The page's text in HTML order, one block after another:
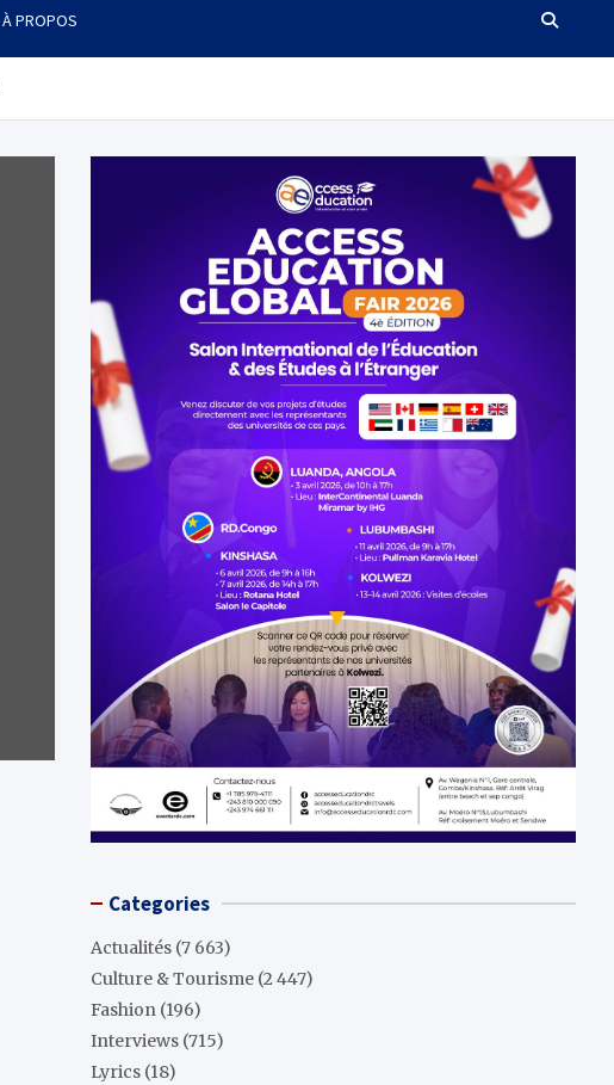
À PROPOS
Categories
Actualités (7 663)
Culture & Tourisme (2 447)
Fashion (196)
Interviews (715)
Lyrics (18)